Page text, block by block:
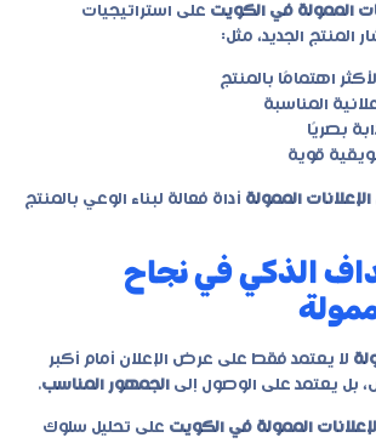
الممولة في الكويت على استراتيجيات
المنتج الجديد، مثل:
اهتمامًا بالمنتج
المناسبة
بصريًا
قوية
الإعلانات الممولة أداة فعالة لبناء الوعي بالمنتج
الذكي في نجاح
لا يعتمد فقط على عرض الإعلان أمام أكبر
بل يعتمد على الوصول إلى الجمهور المناسب.
الممولة في الكويت على تحليل سلوك